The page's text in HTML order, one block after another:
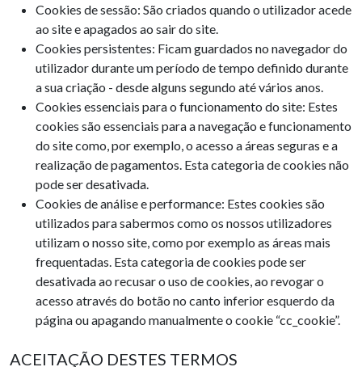
Cookies de sessão: São criados quando o utilizador acede
ao site e apagados ao sair do site.
Cookies persistentes: Ficam guardados no navegador do
utilizador durante um período de tempo definido durante
a sua criação - desde alguns segundo até vários anos.
Cookies essenciais para o funcionamento do site: Estes
cookies são essenciais para a navegação e funcionamento
do site como, por exemplo, o acesso a áreas seguras e a
realização de pagamentos. Esta categoria de cookies não
pode ser desativada.
Cookies de análise e performance: Estes cookies são
utilizados para sabermos como os nossos utilizadores
utilizam o nosso site, como por exemplo as áreas mais
frequentadas. Esta categoria de cookies pode ser
desativada ao recusar o uso de cookies, ao revogar o
acesso através do botão no canto inferior esquerdo da
página ou apagando manualmente o cookie “cc_cookie”.
ACEITAÇÃO DESTES TERMOS